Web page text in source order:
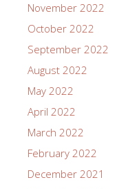
November 2022
October 2022
September 2022
August 2022
May 2022
April 2022
March 2022
February 2022
December 2021